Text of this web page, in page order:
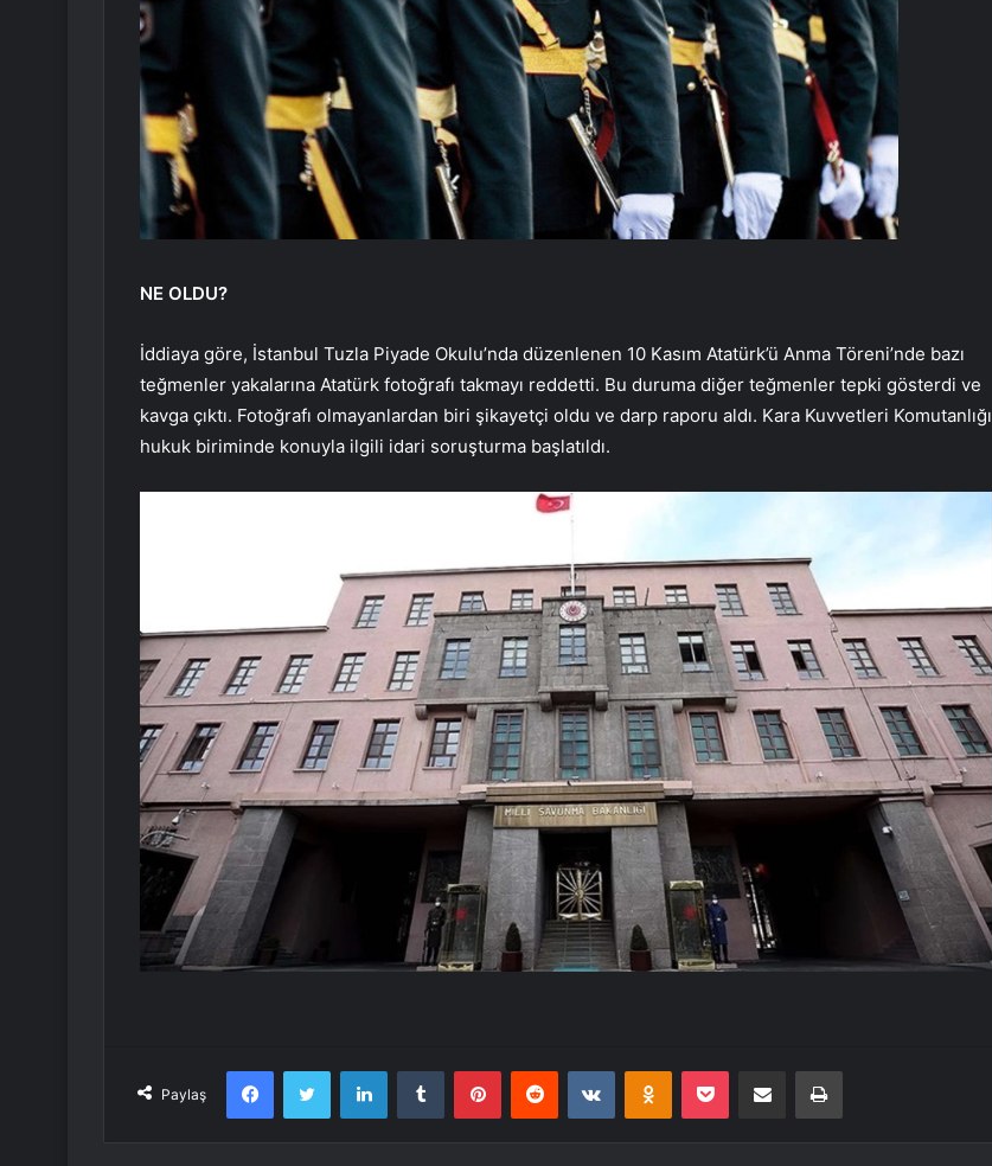
NE OLDU?
İddiaya göre, İstanbul Tuzla Piyade Okulu’nda düzenlenen 10 Kasım Atatürk’ü Anma Töreni’nde bazı
teğmenler yakalarına Atatürk fotoğrafı takmayı reddetti. Bu duruma diğer teğmenler tepki gösterdi ve
kavga çıktı. Fotoğrafı olmayanlardan biri şikayetçi oldu ve darp raporu aldı. Kara Kuvvetleri Komutanlığı
hukuk biriminde konuyla ilgili idari soruşturma başlatıldı.
Paylaş
FacebookTwitter LinkedInTumblr PinterestReddit VKontakteOdnoklassniki
Pocket E-Posta ile paylaş Yazdır